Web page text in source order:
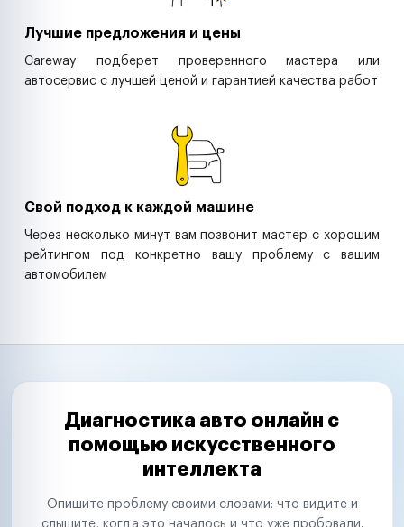
Лучшие предложения и цены
Careway подберет проверенного мастера или
автосервис с лучшей ценой и гарантией качества работ
Свой подход к каждой машине
Через несколько минут вам позвонит мастер с хорошим
рейтингом под конкретно вашу проблему с вашим
автомобилем
Диагностика авто онлайн с
помощью искусственного
интеллекта
Опишите проблему своими словами: что видите и
слышите, когда это началось и что уже пробовали.